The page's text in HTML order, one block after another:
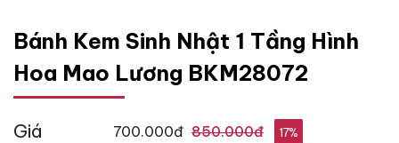
Bánh Kem Sinh Nhật 1 Tầng Hình
Hoa Mao Lương BKM28072
Giá 700.000đ 850.000đ 17%